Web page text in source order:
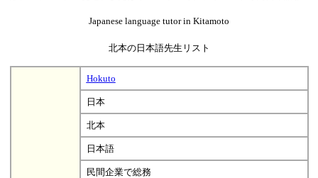
Japanese language tutor in Kitamoto
北本の日本語先生リスト
Hokuto
日本
北本
日本語
民間企業で総務